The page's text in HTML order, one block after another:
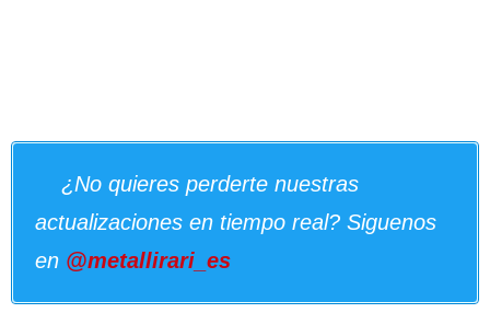
¿No quieres perderte nuestras
actualizaciones en tiempo real? Siguenos
en @metallirari_es